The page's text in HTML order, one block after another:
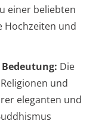
einer beliebten
Hochzeiten und
Die
und
eleganten und